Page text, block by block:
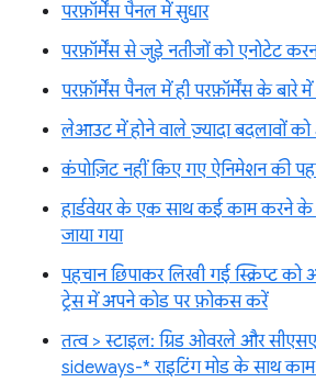
परफ़ॉर्मेंस पैनल में सुधार
परफ़ॉर्मेंस से जुड़े नतीजों को एनोटेट
परफ़ॉर्मेंस पैनल में ही परफ़ॉर्मेंस के बारे
लेआउट में होने वाले ज़्यादा बदलावों
कंपोज़िट नहीं किए गए ऐनिमेशन की
हार्डवेयर के एक साथ कई काम करने
जाया गया
पहचान छिपाकर लिखी गई स्क्रिप्ट
ट्रेस में अपने कोड पर फ़ोकस करें
तत्व > स्टाइल: ग्रिड ओवरले और
sideways-* राइटिंग मोड के साथ